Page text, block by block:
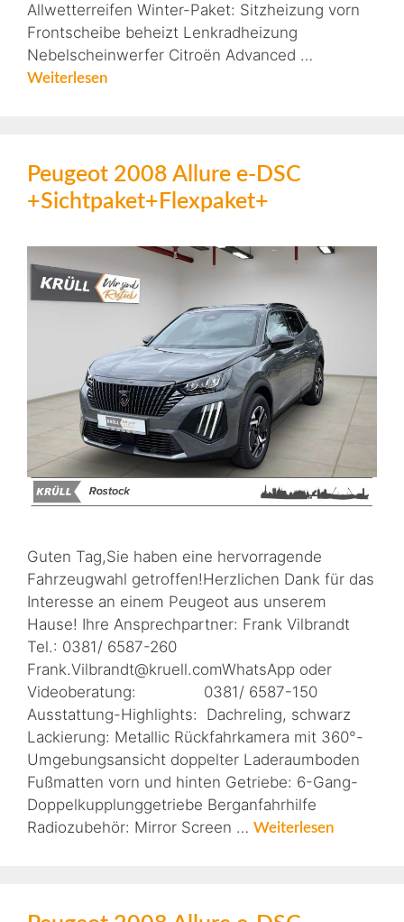
Allwetterreifen Winter-Paket: Sitzheizung vorn
Frontscheibe beheizt Lenkradheizung
Nebelscheinwerfer Citroën Advanced …
Weiterlesen
Peugeot 2008 Allure e-DSC
+Sichtpaket+Flexpaket+
Guten Tag,Sie haben eine hervorragende
Fahrzeugwahl getroffen!Herzlichen Dank für das
Interesse an einem Peugeot aus unserem
Hause! Ihre Ansprechpartner: Frank Vilbrandt
Tel.: 0381/ 6587-260
Frank.Vilbrandt@kruell.comWhatsApp oder
Videoberatung: 0381/ 6587-150
Ausstattung-Highlights: Dachreling, schwarz
Lackierung: Metallic Rückfahrkamera mit 360°-
Umgebungsansicht doppelter Laderaumboden
Fußmatten vorn und hinten Getriebe: 6-Gang-
Doppelkupplunggetriebe Berganfahrhilfe
Radiozubehör: Mirror Screen … Weiterlesen